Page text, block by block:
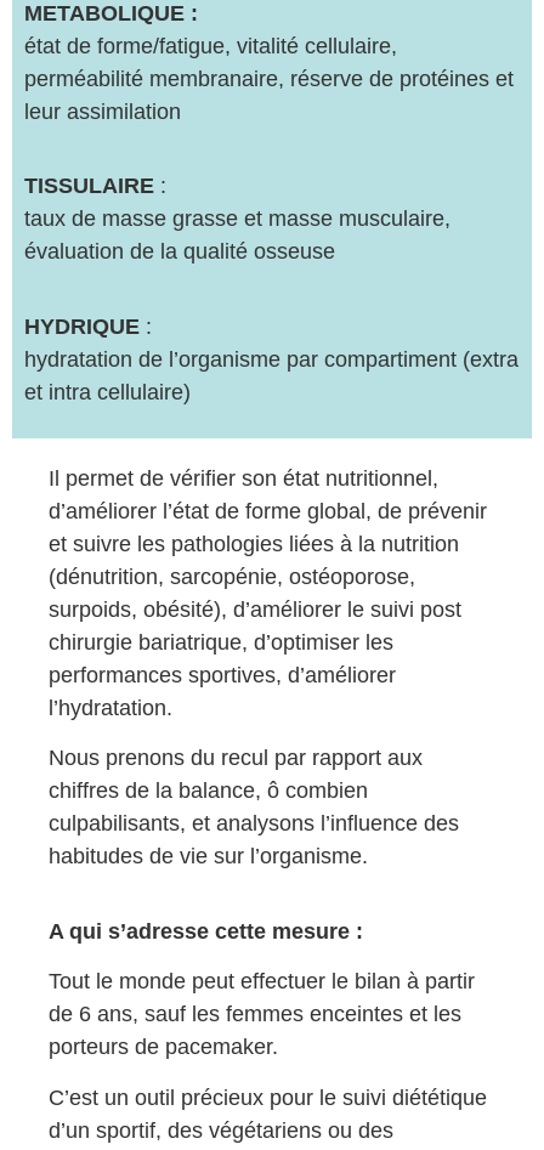
METABOLIQUE :
état de forme/fatigue, vitalité cellulaire,
perméabilité membranaire, réserve de protéines et
leur assimilation
TISSULAIRE :
taux de masse grasse et masse musculaire,
évaluation de la qualité osseuse
HYDRIQUE :
hydratation de l’organisme par compartiment (extra
et intra cellulaire)
Il permet de vérifier son état nutritionnel,
d’améliorer l’état de forme global, de prévenir
et suivre les pathologies liées à la nutrition
(dénutrition, sarcopénie, ostéoporose,
surpoids, obésité), d’améliorer le suivi post
chirurgie bariatrique, d’optimiser les
performances sportives, d’améliorer
l’hydratation.
Nous prenons du recul par rapport aux
chiffres de la balance, ô combien
culpabilisants, et analysons l’influence des
habitudes de vie sur l’organisme.
A qui s’adresse cette mesure :
Tout le monde peut effectuer le bilan à partir
de 6 ans, sauf les femmes enceintes et les
porteurs de pacemaker.
C’est un outil précieux pour le suivi diététique
d’un sportif, des végétariens ou des